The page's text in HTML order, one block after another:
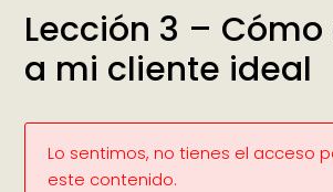
Lección 3 –
a mi cliente ideal
Lo sentimos, no tienes el acceso
este contenido.